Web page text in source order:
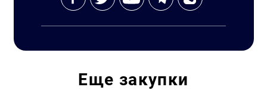
Еще закупки